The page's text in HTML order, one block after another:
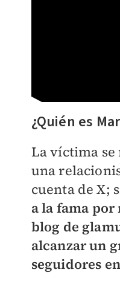
¿Quién es
La víctima
una
cuenta de X;
a la fama
blog de
alcanzar un
seguidores